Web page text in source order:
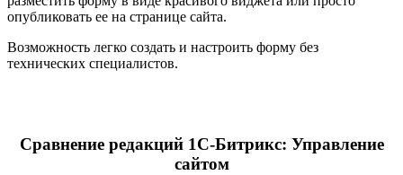
опубликовать ее на странице сайта.
Возможность легко создать и настроить форму без
технических специалистов.
Сравнение редакций 1С-Битрикс: Управление
сайтом